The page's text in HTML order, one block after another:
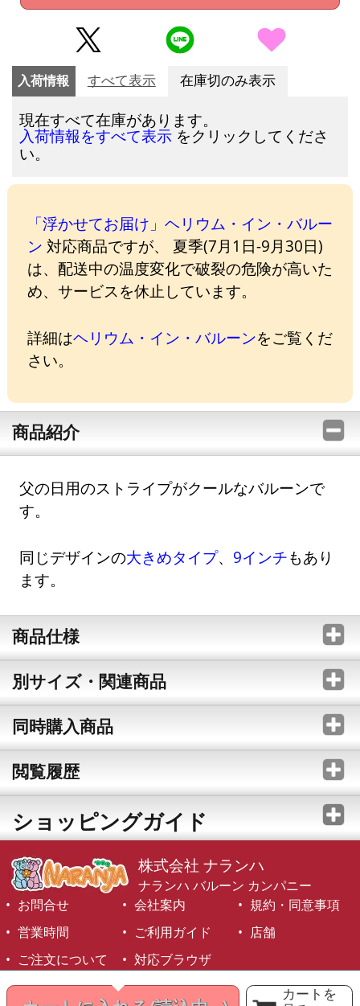
カートを
入荷情報 すべて表示 在庫切のみ表示
現在すべて在庫があります。
入荷情報をすべて表示 をクリックしてくださ
い。
「浮かせてお届け」ヘリウム・イン・バルー
ン 対応商品ですが、 夏季(7月1日-9月30日)
は、配送中の温度変化で破裂の危険が高いた
め、サービスを休止しています。
詳細はヘリウム・イン・バルーンをご覧くだ
さい。
商品紹介
父の日用のストライプがクールなバルーンで
す。
同じデザインの大きめタイプ、 9インチもあり
ます。
商品仕様
別サイズ・関連商品
同時購入商品
閲覧履歴
ショッピングガイド
株式会社 ナランハ
ナランハ バルーン カンパニー
お問合せ
会社案内
規約・同意事項
営業時間
ご利用ガイド
店舗
ご注文について
対応ブラウザ
©1999-2026 NARANJA Inc. All Rights Reserved.